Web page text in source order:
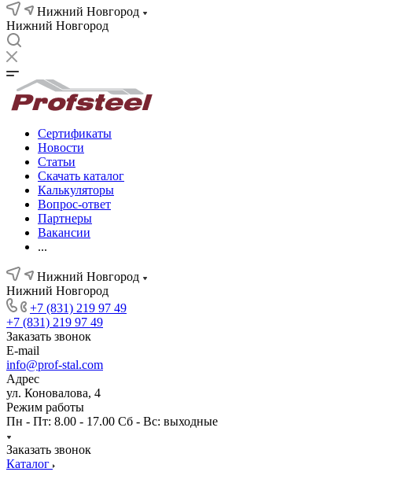
Нижний Новгород
Нижний Новгород
Сертификаты
Новости
Статьи
Скачать каталог
Калькуляторы
Вопрос-ответ
Партнеры
Вакансии
...
Нижний Новгород
Нижний Новгород
+7 (831) 219 97 49
+7 (831) 219 97 49
Заказать звонок
E-mail
info@prof-stal.com
Адрес
ул. Коновалова, 4
Режим работы
Пн - Пт: 8.00 - 17.00 Сб - Вс: выходные
Заказать звонок
Каталог